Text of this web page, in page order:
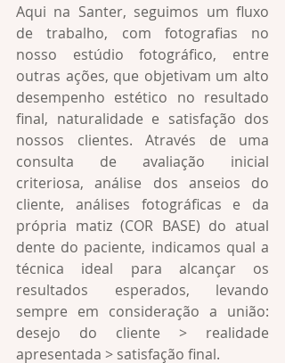
Aqui na Santer, seguimos um fluxo
de trabalho, com fotografias no
nosso estúdio fotográfico, entre
outras ações, que objetivam um alto
desempenho estético no resultado
final, naturalidade e satisfação dos
nossos clientes. Através de uma
consulta de avaliação inicial
criteriosa, análise dos anseios do
cliente, análises fotográficas e da
própria matiz (COR BASE) do atual
dente do paciente, indicamos qual a
técnica ideal para alcançar os
resultados esperados, levando
sempre em consideração a união:
desejo do cliente > realidade
apresentada > satisfação final.